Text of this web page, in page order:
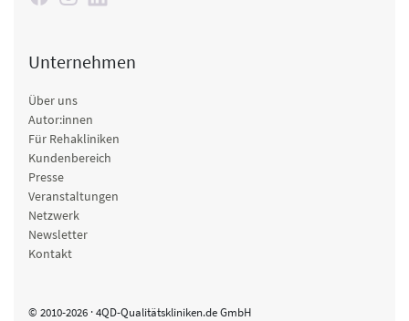
Unternehmen
Über uns
Autor:innen
Für Rehakliniken
Kundenbereich
Presse
Veranstaltungen
Netzwerk
Newsletter
Kontakt
© 2010-2026 · 4QD-Qualitätskliniken.de GmbH